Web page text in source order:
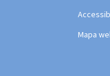
Mapa